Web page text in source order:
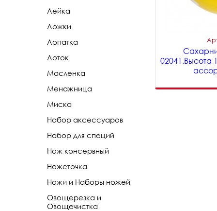
Лейка
Ложки
Лопатка
Лоток
Масленка
Менажница
Миска
Набор аксессуаров
Набор для специй
Нож консервный
Ножеточка
Ножи и Наборы ножей
Овощерезка и
Овощечистка